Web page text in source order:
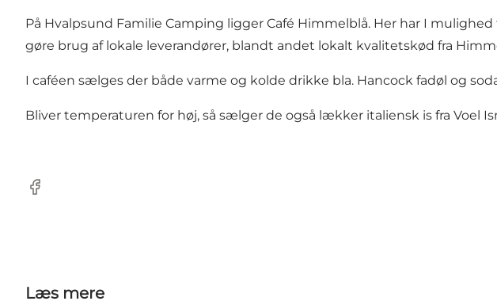
På Hvalpsund Familie Camping ligger Café Himmelblå. Her har I
gøre brug af lokale leverandører, blandt andet lokalt kvalitetskød fra
I caféen sælges der både varme og kolde drikke bla. Hancock fadøl og
Bliver temperaturen for høj, så sælger de også lækker italiensk is fra Voel
Facebook
Læs mere